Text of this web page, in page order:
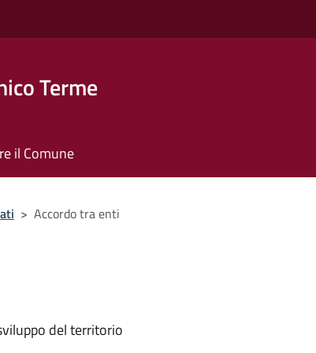
Terme
il Comune
> Accordo tra enti
del territorio